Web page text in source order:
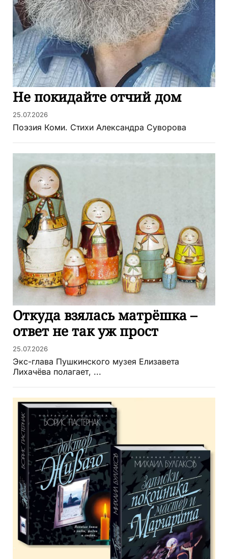
Не покидайте отчий дом
25.07.2026
Поэзия Коми. Стихи Александра Суворова
Откуда взялась матрёшка –
ответ не так уж прост
25.07.2026
Экс-глава Пушкинского музея Елизавета
Лихачёва полагает, ...